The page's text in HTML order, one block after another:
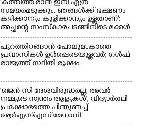
'കത്തിത്തീരാൻ ഇനി എത്ര
സമയമെടുക്കും, ഞങ്ങൾക്ക് ഭക്ഷണം
കഴിക്കാനും കുളിക്കാനും ഉള്ളതാണ്':
അച്ഛന്റെ സംസ്കാരചടങ്ങിനിടെ മക്കൾ
പുറത്തിറങ്ങാൻ പോലുമാകാതെ
പ്രവാസികൾ ഉൾപ്പെടെയുള്ളവർ; ഗൾഫ്
രാജ്യത്ത് സ്ഥിതി രൂക്ഷം
'ജെൻ സി ദേശവിരുദ്ധരല്ല, അവർ
നമ്മുടെ സ്വന്തം ആളുകൾ', വിദ്യാർത്ഥി
പ്രക്ഷോഭത്തെ പിന്തുണച്ച്
ആർഎസ്‌എസ് മേധാവി